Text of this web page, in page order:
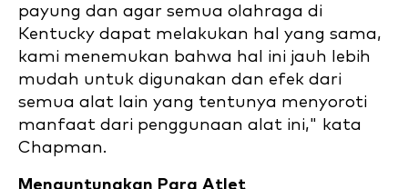
payung dan agar semua olahraga di
Kentucky dapat melakukan hal yang sama,
kami menemukan bahwa hal ini jauh lebih
mudah untuk digunakan dan efek dari
semua alat lain yang tentunya menyoroti
manfaat dari penggunaan alat ini," kata
Chapman.
Menguntungkan Para Atlet